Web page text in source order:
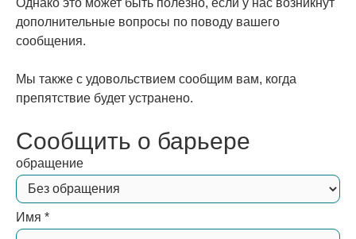
Однако это может быть полезно, если у нас возникнут
дополнительные вопросы по поводу вашего
сообщения.
Мы также с удовольствием сообщим вам, когда
препятствие будет устранено.
Сообщить о барьере
обращение
Имя *